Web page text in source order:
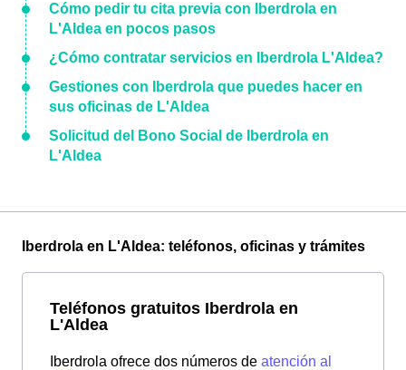
Cómo pedir tu cita previa con Iberdrola en
L'Aldea en pocos pasos
¿Cómo contratar servicios en Iberdrola L'Aldea?
Gestiones con Iberdrola que puedes hacer en
sus oficinas de L'Aldea
Solicitud del Bono Social de Iberdrola en
L'Aldea
Iberdrola en L'Aldea: teléfonos, oficinas y trámites
Teléfonos gratuitos Iberdrola en
L'Aldea
Iberdrola ofrece dos números de atención al